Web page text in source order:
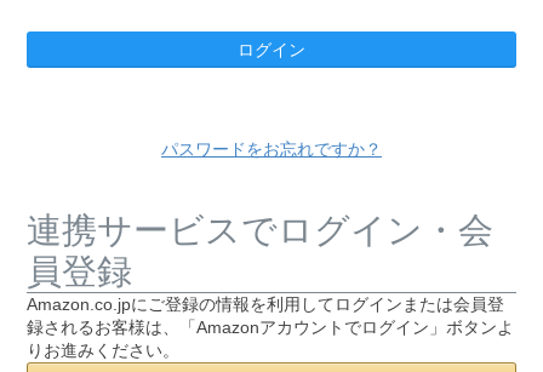
ログイン
パスワードをお忘れですか？
連携サービスでログイン・会
員登録
Amazon.co.jpにご登録の情報を利用してログインまたは会員登
録されるお客様は、「Amazonアカウントでログイン」ボタンよ
りお進みください。